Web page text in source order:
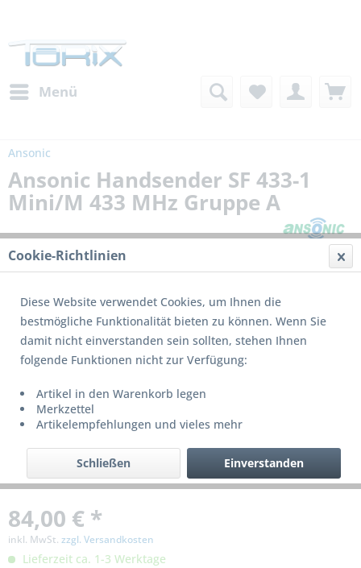
Menü
Ansonic
Ansonic Handsender SF 433-1
Mini/M 433 MHz Gruppe A
84,00 € *
inkl. MwSt. zzgl. Versandkosten
Lieferzeit ca. 1-3 Werktage
Cookie-Richtlinien
Diese Website verwendet Cookies, um Ihnen die
bestmögliche Funktionalität bieten zu können. Wenn Sie
damit nicht einverstanden sein sollten, stehen Ihnen
folgende Funktionen nicht zur Verfügung:
Artikel in den Warenkorb legen
Merkzettel
Artikelempfehlungen und vieles mehr
Einverstanden
Schließen